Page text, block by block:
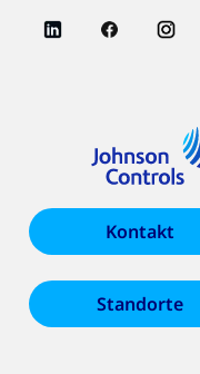
Kontakt
Standorte